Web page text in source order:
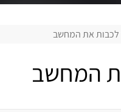
לכבות את המחשב
המחשב